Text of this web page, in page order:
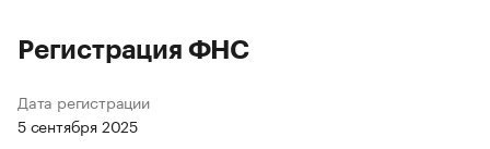
Регистрация ФНС
Дата регистрации
5 сентября 2025